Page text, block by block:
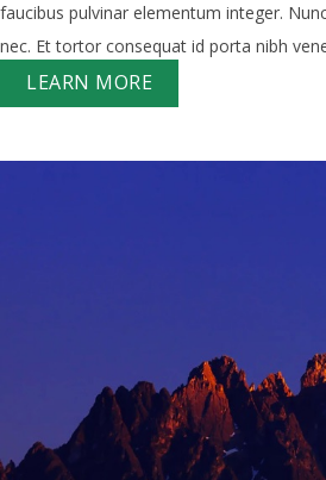
faucibus pulvinar elementum integer.
nec. Et tortor consequat id porta nibh
LEARN MORE